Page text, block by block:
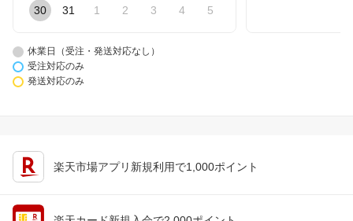
30 31 1 2 3 4 5
休業日（受注・発送対応なし）
受注対応のみ
発送対応のみ
楽天市場アプリ新規利用で1,000ポイント